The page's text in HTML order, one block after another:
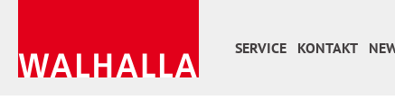
SERVICE
KONTAKT